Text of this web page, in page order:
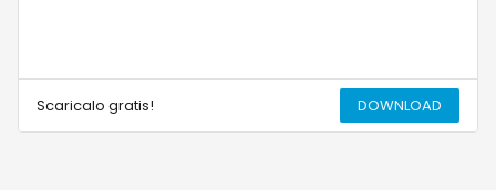
Scaricalo gratis! DOWNLOAD